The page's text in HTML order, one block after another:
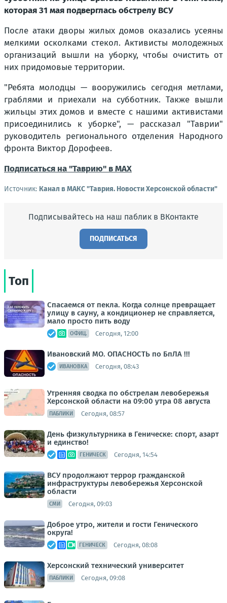
которая 31 мая подверглась обстрелу ВСУ
После атаки дворы жилых домов оказались усеяны
мелкими осколками стекол. Активисты молодежных
организаций вышли на уборку, чтобы очистить от
них придомовые территории.
"Ребята молодцы — вооружились сегодня метлами,
граблями и приехали на субботник. Также вышли
жильцы этих домов и вместе с нашими активистами
присоединились к уборке", — рассказал "Таврии"
руководитель регионального отделения Народного
фронта Виктор Дорофеев.
Подписаться на "Таврию" в MAX
Источник: Канал в МАКС "Таврия. Новости Херсонской области"
Подписывайтесь на наш паблик в ВКонтакте
ПОДПИСАТЬСЯ
Топ
Спасаемся от пекла. Когда солнце превращает
улицу в сауну, а кондиционер не справляется,
мало просто пить воду
ОФИЦ. Сегодня, 12:00
Ивановский МО. ОПАСНОСТЬ по БпЛА !!!
ИВАНОВКА Сегодня, 08:43
Утренняя сводка по обстрелам левобережья
Херсонской области на 09:00 утра 08 августа
ПАБЛИКИ Сегодня, 08:57
День физкультурника в Геническе: спорт, азарт
и единство!
ГЕНИЧЕСК Сегодня, 14:54
ВСУ продолжают террор гражданской
инфраструктуры левобережья Херсонской
области
СМИ Сегодня, 09:03
Доброе утро, жители и гости Генического
округа!
ГЕНИЧЕСК Сегодня, 08:08
Херсонский технический университет
ПАБЛИКИ Сегодня, 09:08